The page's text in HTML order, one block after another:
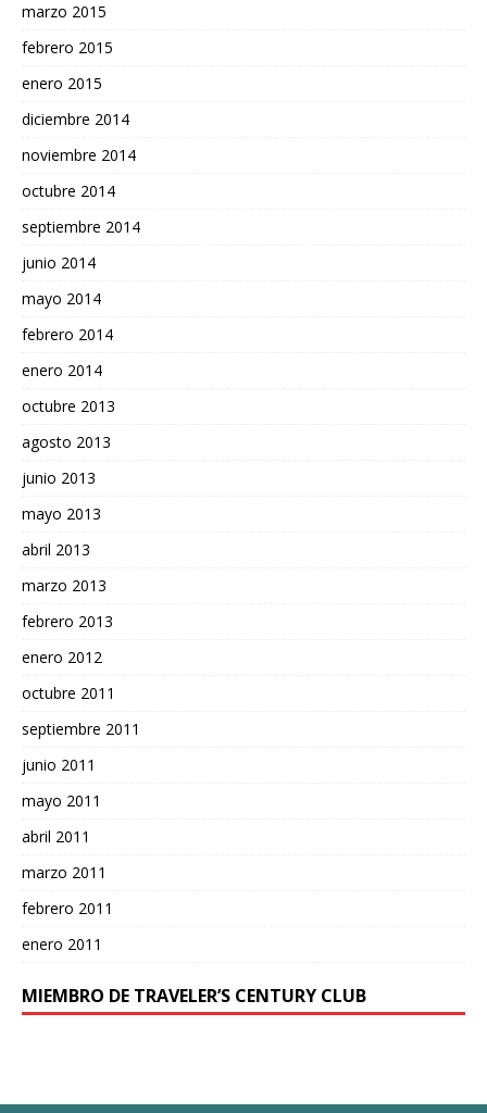
marzo 2015
febrero 2015
enero 2015
diciembre 2014
noviembre 2014
octubre 2014
septiembre 2014
junio 2014
mayo 2014
febrero 2014
enero 2014
octubre 2013
agosto 2013
junio 2013
mayo 2013
abril 2013
marzo 2013
febrero 2013
enero 2012
octubre 2011
septiembre 2011
junio 2011
mayo 2011
abril 2011
marzo 2011
febrero 2011
enero 2011
MIEMBRO DE TRAVELER’S CENTURY CLUB